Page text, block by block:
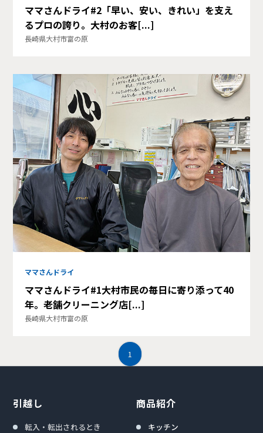
ママさんドライ#2「早い、安い、きれい」を支え
るプロの誇り。大村のお客[...]
長崎県大村市富の原
ママさんドライ
ママさんドライ#1大村市民の毎日に寄り添って40
年。老舗クリーニング店[...]
長崎県大村市富の原
1
引越し
転入・転出されるとき
商品紹介
キッチン